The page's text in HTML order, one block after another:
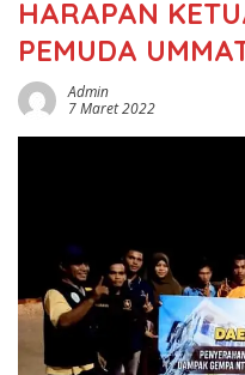
HARAPAN
PEMUDA
Admin
7 Maret 2022